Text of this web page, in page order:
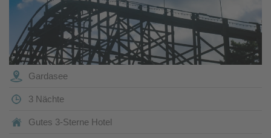
Gardasee
3 Nächte
Gutes 3-Sterne Hotel